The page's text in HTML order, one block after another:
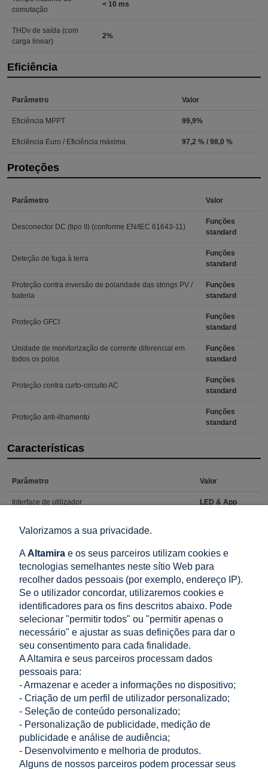
comutação
< 10 ms
THDv de saída (com
carga linear)
2%
Eficiência
Parâmetro Valor
Eficiência MPPT 99,9%
Eficiência Euro / Eficiência máxima 97,2 % / 98,0 %
Proteções
Parâmetro Valor
Desconector DC (tipo II) (conforme EN/IEC 61643-11)
Funções
standard
Deteção de fuga à terra
Funções
standard
Proteção contra inversão de polaridade das strings PV /
bateria
Funções
standard
Proteção GFCI
Funções
standard
Unidade de monitorização de corrente diferencial em
todos os polos
Funções
standard
Proteção contra curto-circuito AC
Funções
standard
Proteção anti-ilhamento
Funções
standard
Características
Parâmetro Valor
Interface de utilizador LED & App
Interface de comunicação Wifi / LAN
Saída digital (contacto livre de potencial) / número de
saídas
Funções
standard / 2
Entrada digital (contacto livre de potencial) / número
Funções
standard / 4
Controlo integrado de potência / controlo de potência
de exportação
standard
LOJA
AJUDA
Valorizamos a sua privacidade.
AAltamira e os seus parceiros utilizam cookies e
tecnologias semelhantes neste sítio Web para
recolher dados pessoais (por exemplo, endereço IP).
Se o utilizador concordar, utilizaremos cookies e
identificadores para os fins descritos abaixo. Pode
selecionar "permitir todos" ou "permitir apenas o
necessário" e ajustar as suas definições para dar o
seu consentimento para cada finalidade.
A Altamira e seus parceiros processam dados
pessoais para:
- Armazenar e aceder a informações no dispositivo;
- Criação de um perfil de utilizador personalizado;
- Seleção de conteúdo personalizado;
- Personalização de publicidade, medição de
publicidade e análise de audiência;
- Desenvolvimento e melhoria de produtos.
Alguns de nossos parceiros podem processar seus